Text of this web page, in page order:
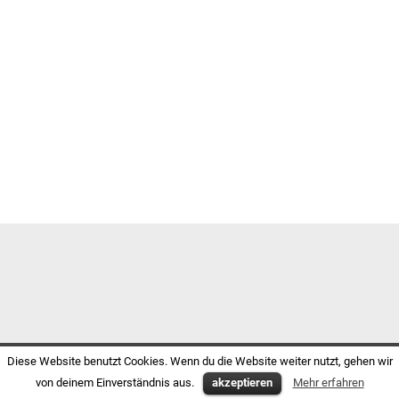
Diese Website benutzt Cookies. Wenn du die Website weiter nutzt, gehen wir
von deinem Einverständnis aus.
akzeptieren Mehr erfahren